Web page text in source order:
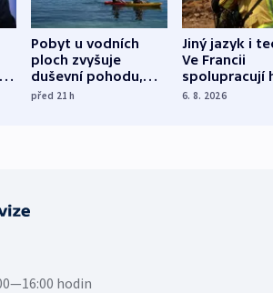
Pobyt u vodních
ploch zvyšuje
duševní pohodu,
ukázala
před 21h
Jiný jazyk i
Ve Francii
spolupracují
různých zemí
6. 8. 2026
hodin